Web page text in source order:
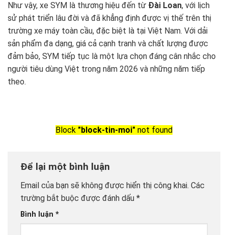
Như vậy, xe SYM là thương hiệu đến từ Đài Loan, với lịch
sử phát triển lâu đời và đã khẳng định được vị thế trên thị
trường xe máy toàn cầu, đặc biệt là tại Việt Nam. Với dải
sản phẩm đa dạng, giá cả cạnh tranh và chất lượng được
đảm bảo, SYM tiếp tục là một lựa chọn đáng cân nhắc cho
người tiêu dùng Việt trong năm 2026 và những năm tiếp
theo.
Block "block-tin-moi" not found
Để lại một bình luận
Email của bạn sẽ không được hiển thị công khai. Các
trường bắt buộc được đánh dấu *
Bình luận *